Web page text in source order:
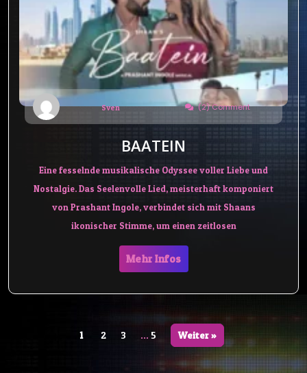
Sven (2) Comment
BAATEIN
Eine fesselnde musikalische Odyssee voller Liebe und
Nostalgie. Das Seelenvolle Lied, meisterhaft komponiert
von Prashant Ingole, verbindet sich mit Shaans
ikonischer Stimme, um einen zeitlosen
Mehr Infos
1 2 3 … 5 Weiter »